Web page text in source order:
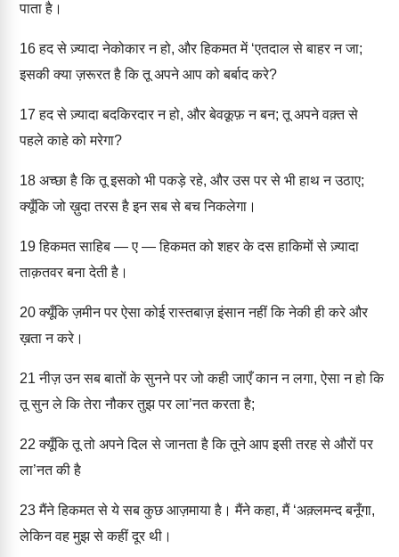
पाता है।
16हद से ज़्यादा नेकोकार न हो, और हिकमत में ‘एतदाल से बाहर न जा;
इसकी क्या ज़रूरत है कि तू अपने आप को बर्बाद करे?
17 हद से ज़्यादा बदकिरदार न हो, और बेवक़ूफ़ न बन; तू अपने वक़्त से
पहले काहे को मरेगा?
18 अच्छा है कि तू इसको भी पकड़े रहे, और उस पर से भी हाथ न उठाए;
क्यूँकि जो ख़ुदा तरस है इन सब से बच निकलेगा।
19हिकमत साहिब — ए — हिकमत को शहर के दस हाकिमों से ज़्यादा
ताक़तवर बना देती है।
20क्यूँकि ज़मीन पर ऐसा कोई रास्तबाज़ इंसान नहीं कि नेकी ही करे और
ख़ता न करे।
21 नीज़ उन सब बातों के सुनने पर जो कही जाएँ कान न लगा, ऐसा न हो कि
तू सुन ले कि तेरा नौकर तुझ पर ला’नत करता है;
22 क्यूँकि तू तो अपने दिल से जानता है कि तूने आप इसी तरह से औरों पर
ला’नत की है
23मैंने हिकमत से ये सब कुछ आज़माया है। मैंने कहा, मैं ‘अक़्लमन्द बनूँगा,
लेकिन वह मुझ से कहीं दूर थी।